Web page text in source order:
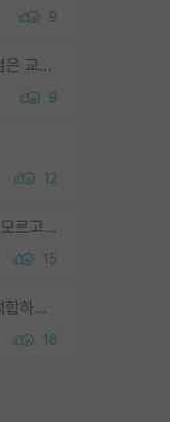
9
개인적인 경험들이지만.... 나이가 젊은 교수일수록 꼰대라는 가면을 쓴 채로 무례함을 행동하는 경우가 거의 90% 정도였음. 나이가 어린데 다른 또래들과 달리 명예, 권력, 재력까지 얻었으니 세상 다 가진 기분이겠지. 오히러 나이 든 교수들이 행동과 말을 더 조심하시더라.
9
12
아직 모르잖아. 나도 그 나이때에는 모르고 평가 받고 안심하고 싶었어.
15
그런걸 물어보는 애들은 대학원에 적합하지 않다
16